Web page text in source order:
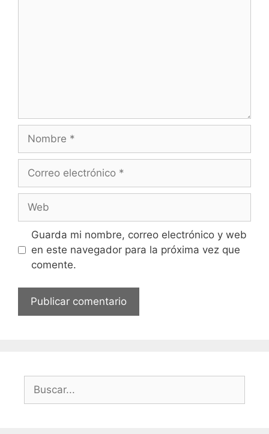
electrónico
Guarda mi nombre, correo electrónico y web
en este navegador para la próxima vez que
comente.
Buscar: